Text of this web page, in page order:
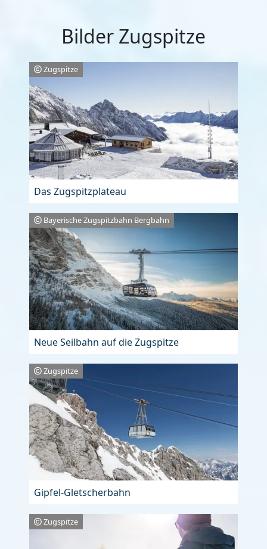
Bilder Zugspitze
Zugspitze
Das Zugspitzplateau
Bayerische Zugspitzbahn Bergbahn
Neue Seilbahn auf die Zugspitze
Zugspitze
Gipfel-Gletscherbahn
Zugspitze